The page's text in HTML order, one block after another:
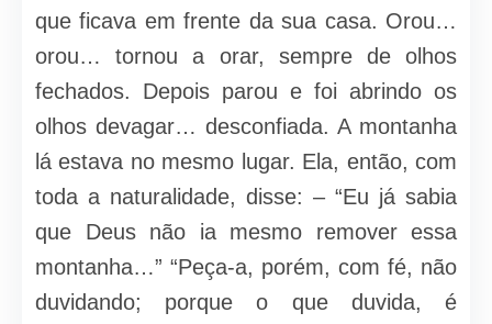
que ficava em frente da sua casa. Orou…
orou… tornou a orar, sempre de olhos
fechados. Depois parou e foi abrindo os
olhos devagar… desconfiada. A montanha
lá estava no mesmo lugar. Ela, então, com
toda a naturalidade, disse: – “Eu já sabia
que Deus não ia mesmo remover essa
montanha…” “Peça-a, porém, com fé, não
duvidando; porque o que duvida, é